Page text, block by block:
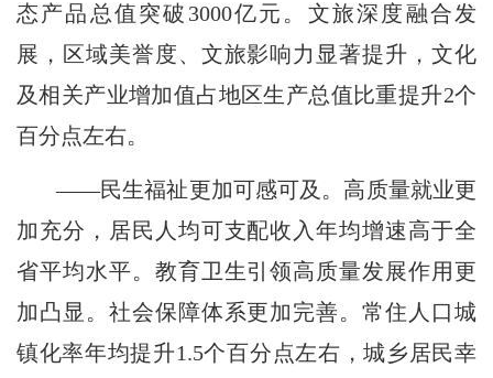
态产品总值突破3000亿元。文旅深度融合发
展，区域美誉度、文旅影响力显著提升，文化
及相关产业增加值占地区生产总值比重提升2个
百分点左右。
——民生福祉更加可感可及。高质量就业更
加充分，居民人均可支配收入年均增速高于全
省平均水平。教育卫生引领高质量发展作用更
加凸显。社会保障体系更加完善。常住人口城
镇化率年均提升1.5个百分点左右，城乡居民幸